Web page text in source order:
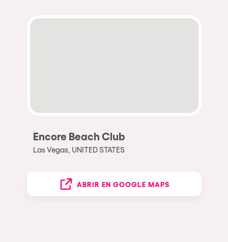
Encore Beach Club
Las Vegas, UNITED STATES
ABRIR EN GOOGLE MAPS